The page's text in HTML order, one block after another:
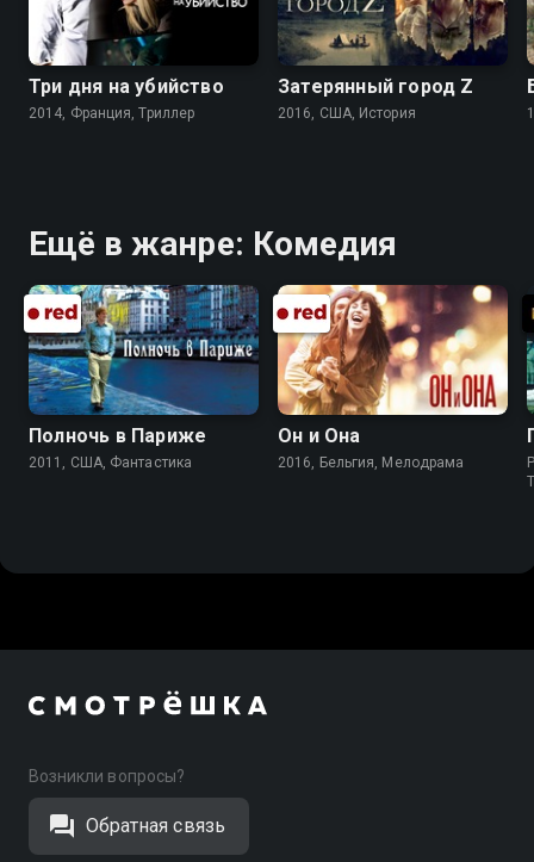
Три дня на убийство
2014, Франция, Триллер
Затерянный город Z
2016, США, История
Ещё в жанре: Комедия
Полночь в Париже
2011, США, Фантастика
Он и Она
2016, Бельгия, Мелодрама
Возникли вопросы?
Обратная связь